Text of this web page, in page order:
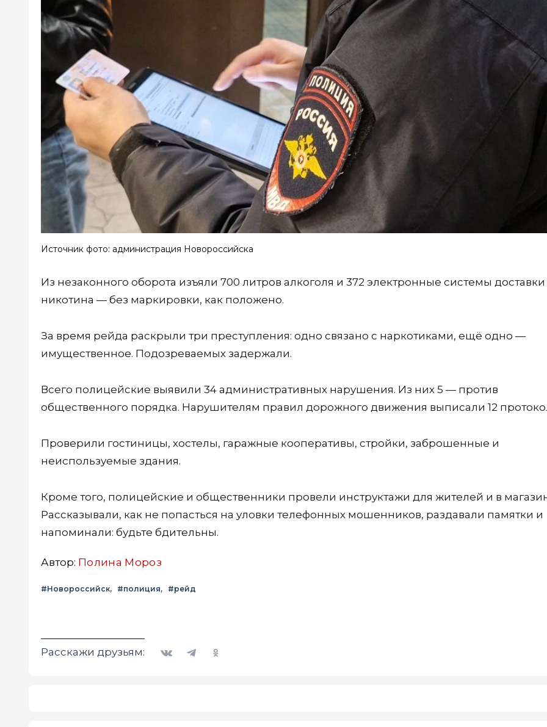
Источник фото: администрация Новороссийска
Из незаконного оборота изъяли 700 литров алкоголя и 372 электронные системы доставки
никотина — без маркировки, как положено.
За время рейда раскрыли три преступления: одно связано с наркотиками, ещё одно —
имущественное. Подозреваемых задержали.
Всего полицейские выявили 34 административных нарушения. Из них 5 — против
общественного порядка. Нарушителям правил дорожного движения выписали 12
Проверили гостиницы, хостелы, гаражные кооперативы, стройки, заброшенные и
неиспользуемые здания.
Кроме того, полицейские и общественники провели инструктажи для жителей и в
Рассказывали, как не попасться на уловки телефонных мошенников, раздавали памятки и
напоминали: будьте бдительны.
Автор: Полина Мороз
#Новороссийск #полиция #рейд
Расскажи друзьям: